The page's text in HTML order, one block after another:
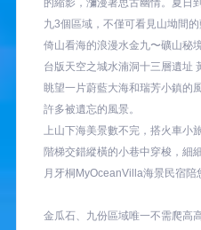
的縮影，瀰漫著思古幽情。夏日
九3個區域，不僅可看見山坳間
倚山看海的浪漫水金九〜礦山秘境
台版天空之城水湳洞十三層遺址
眺望一片蔚藍大海和瑞芳小鎮的
許多被遺忘的風景。
上山下海美景數不完，搭火車小
階梯交錯縱橫的小巷中穿梭，細
月牙桐MyOceanVilla海景民宿陪
金瓜石、九份區域唯一不需爬高